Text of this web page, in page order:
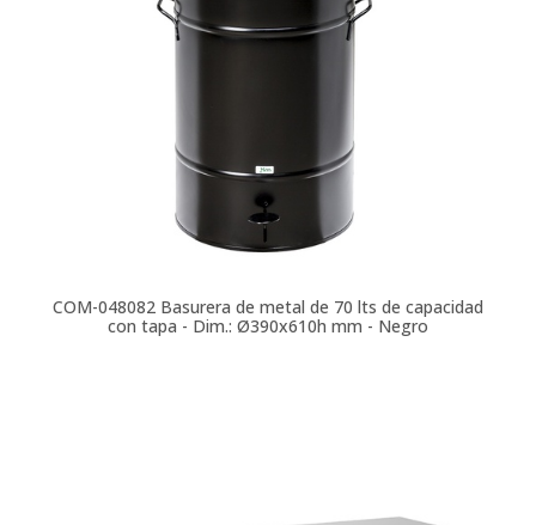
COM-048082 Basurera de metal de 70 lts de capacidad
con tapa - Dim.: Ø390x610h mm - Negro